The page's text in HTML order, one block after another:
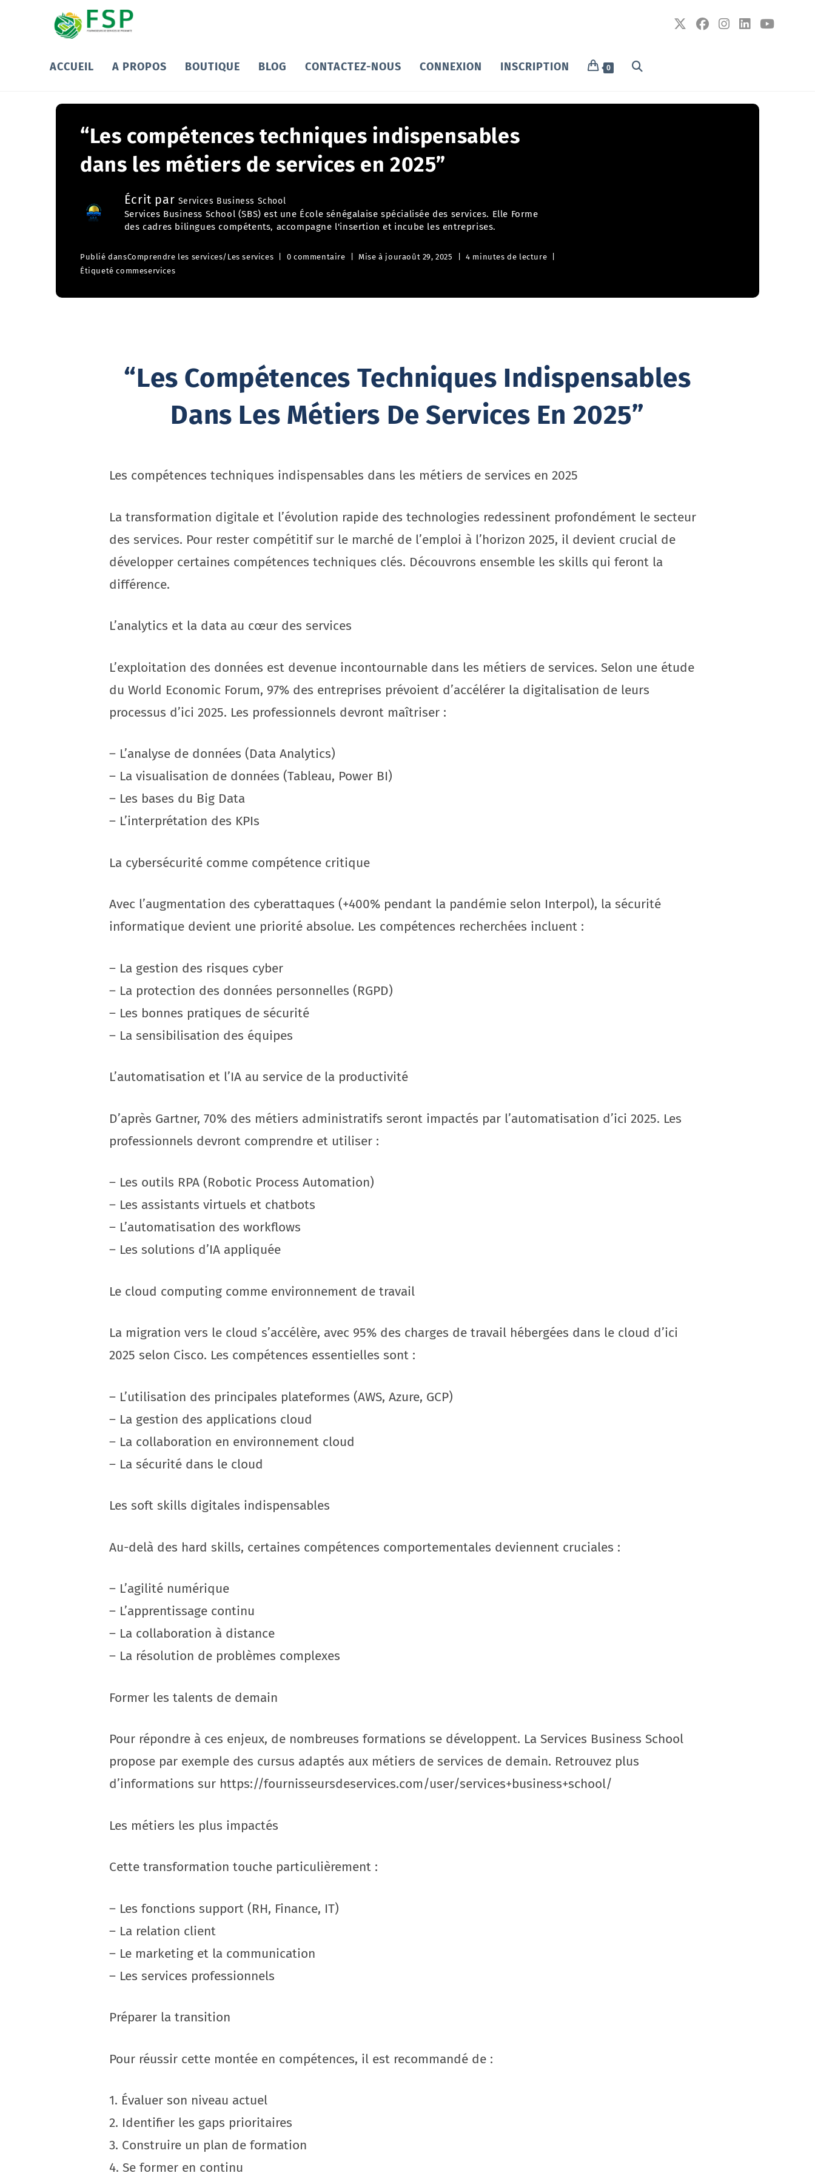
ACCUEIL A PROPOS BOUTIQUE BLOG CONTACTEZ-NOUS CONNEXION INSCRIPTION 0
“Les compétences techniques indispensables
dans les métiers de services en 2025”
Écrit par Services Business School
Services Business School (SBS) est une École sénégalaise spécialisée des services. Elle Forme
des cadres bilingues compétents, accompagne l'insertion et incube les entreprises.
Publié dansComprendre les services/ Les services 0 commentaire Mise à jouraoût 29, 2025
4 minutes de lecture
Étiqueté commeservices
“Les Compétences Techniques Indispensables
Dans Les Métiers De Services En 2025”
Les compétences techniques indispensables dans les métiers de services en 2025
La transformation digitale et l’évolution rapide des technologies redessinent profondément le secteur
des services. Pour rester compétitif sur le marché de l’emploi à l’horizon 2025, il devient crucial de
développer certaines compétences techniques clés. Découvrons ensemble les skills qui feront la
différence.
L’analytics et la data au cœur des services
L’exploitation des données est devenue incontournable dans les métiers de services. Selon une étude
du World Economic Forum, 97% des entreprises prévoient d’accélérer la digitalisation de leurs
processus d’ici 2025. Les professionnels devront maîtriser :
– L’analyse de données (Data Analytics)
– La visualisation de données (Tableau, Power BI)
– Les bases du Big Data
– L’interprétation des KPIs
La cybersécurité comme compétence critique
Avec l’augmentation des cyberattaques (+400% pendant la pandémie selon Interpol), la sécurité
informatique devient une priorité absolue. Les compétences recherchées incluent :
– La gestion des risques cyber
– La protection des données personnelles (RGPD)
– Les bonnes pratiques de sécurité
– La sensibilisation des équipes
L’automatisation et l’IA au service de la productivité
D’après Gartner, 70% des métiers administratifs seront impactés par l’automatisation d’ici 2025. Les
professionnels devront comprendre et utiliser :
– Les outils RPA (Robotic Process Automation)
– Les assistants virtuels et chatbots
– L’automatisation des workflows
– Les solutions d’IA appliquée
Le cloud computing comme environnement de travail
La migration vers le cloud s’accélère, avec 95% des charges de travail hébergées dans le cloud d’ici
2025 selon Cisco. Les compétences essentielles sont :
– L’utilisation des principales plateformes (AWS, Azure, GCP)
– La gestion des applications cloud
– La collaboration en environnement cloud
– La sécurité dans le cloud
Les soft skills digitales indispensables
Au-delà des hard skills, certaines compétences comportementales deviennent cruciales :
– L’agilité numérique
– L’apprentissage continu
– La collaboration à distance
– La résolution de problèmes complexes
Former les talents de demain
Pour répondre à ces enjeux, de nombreuses formations se développent. La Services Business School
propose par exemple des cursus adaptés aux métiers de services de demain. Retrouvez plus
d’informations sur https://fournisseursdeservices.com/user/services+business+school/
Les métiers les plus impactés
Cette transformation touche particulièrement :
– Les fonctions support (RH, Finance, IT)
– La relation client
– Le marketing et la communication
– Les services professionnels
Préparer la transition
Pour réussir cette montée en compétences, il est recommandé de :
1. Évaluer son niveau actuel
2. Identifier les gaps prioritaires
3. Construire un plan de formation
4. Se former en continu